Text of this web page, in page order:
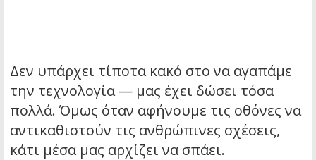
Δεν υπάρχει τίποτα κακό στο να αγαπάμε
την τεχνολογία — μας έχει δώσει τόσα
πολλά. Όμως όταν αφήνουμε τις οθόνες να
αντικαθιστούν τις ανθρώπινες σχέσεις,
κάτι μέσα μας αρχίζει να σπάει.